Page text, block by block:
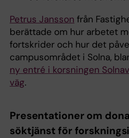
Petrus Jansson från
berättade om hur arbetet
fortskrider och hur det
campusområdet i Solna,
ny entré i korsningen
väg.
Presentationer om
söktjänst för